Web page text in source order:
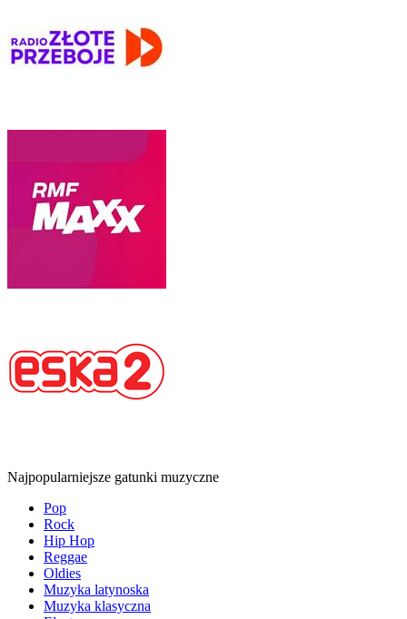
Najpopularniejsze gatunki muzyczne
Pop
Rock
Hip Hop
Reggae
Oldies
Muzyka latynoska
Muzyka klasyczna